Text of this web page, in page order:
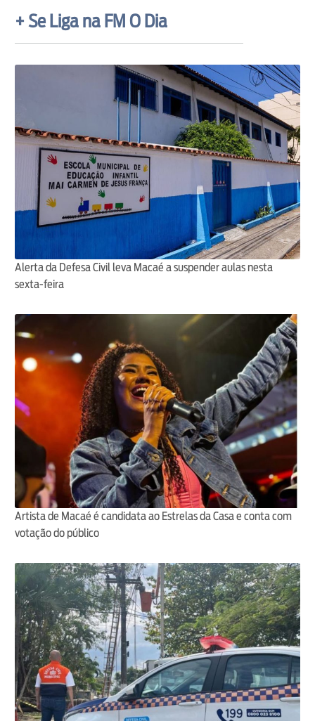
+ Se Liga na FM O Dia
Alerta da Defesa Civil leva Macaé a suspender aulas nesta
sexta-feira
Artista de Macaé é candidata ao Estrelas da Casa e conta com
votação do público